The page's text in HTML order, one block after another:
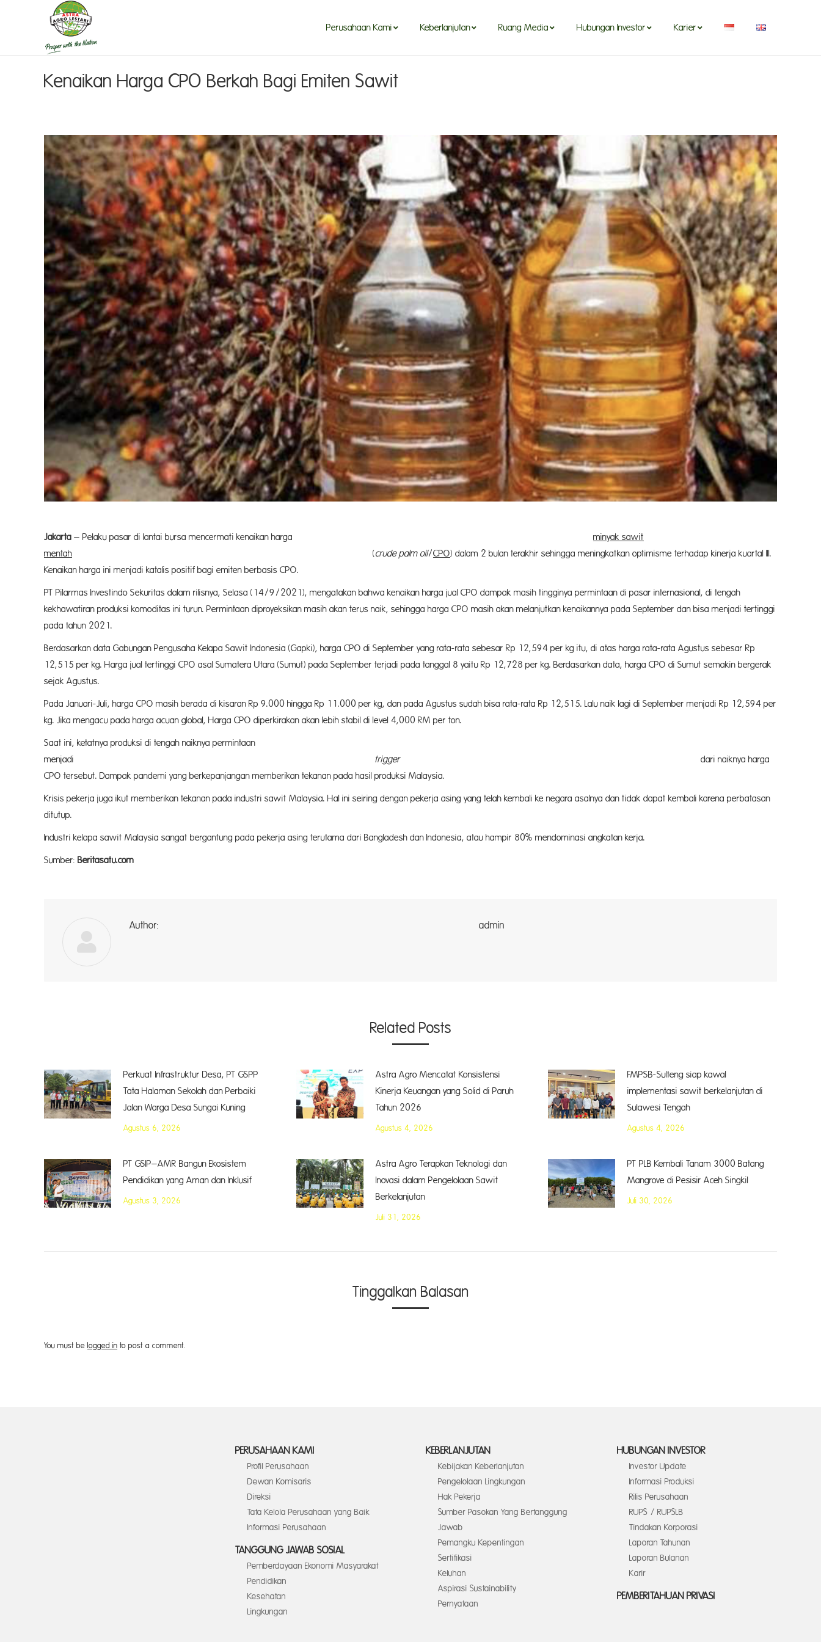
Perusahaan Kami Keberlanjutan Ruang Media Hubungan Investor Karier
Kenaikan Harga CPO Berkah Bagi Emiten Sawit
Jakarta – Pelaku pasar di lantai bursa mencermati kenaikan harga minyak sawit
mentah (crude palm oil/CPO) dalam 2 bulan terakhir sehingga meningkatkan optimisme terhadap kinerja kuartal III.
Kenaikan harga ini menjadi katalis positif bagi emiten berbasis CPO.
PT Pilarmas Investindo Sekuritas dalam rilisnya, Selasa (14/9/2021), mengatakan bahwa kenaikan harga jual CPO dampak masih tingginya permintaan di pasar internasional, di tengah
kekhawatiran produksi komoditas ini turun. Permintaan diproyeksikan masih akan terus naik, sehingga harga CPO masih akan melanjutkan kenaikannya pada September dan bisa menjadi tertinggi
pada tahun 2021.
Berdasarkan data Gabungan Pengusaha Kelapa Sawit Indonesia (Gapki), harga CPO di September yang rata-rata sebesar Rp 12,594 per kg itu, di atas harga rata-rata Agustus sebesar Rp
12,515 per kg. Harga jual tertinggi CPO asal Sumatera Utara (Sumut) pada September terjadi pada tanggal 8 yaitu Rp 12,728 per kg. Berdasarkan data, harga CPO di Sumut semakin bergerak
sejak Agustus.
Pada Januari-Juli, harga CPO masih berada di kisaran Rp 9.000 hingga Rp 11.000 per kg, dan pada Agustus sudah bisa rata-rata Rp 12,515. Lalu naik lagi di September menjadi Rp 12,594 per
kg. Jika mengacu pada harga acuan global, Harga CPO diperkirakan akan lebih stabil di level 4,000 RM per ton.
Saat ini, ketatnya produksi di tengah naiknya permintaan
menjadi triggerdari naiknya harga
CPO tersebut. Dampak pandemi yang berkepanjangan memberikan tekanan pada hasil produksi Malaysia.
Krisis pekerja juga ikut memberikan tekanan pada industri sawit Malaysia. Hal ini seiring dengan pekerja asing yang telah kembali ke negara asalnya dan tidak dapat kembali karena perbatasan
ditutup.
Industri kelapa sawit Malaysia sangat bergantung pada pekerja asing terutama dari Bangladesh dan Indonesia, atau hampir 80% mendominasi angkatan kerja.
Sumber: Beritasatu.com
Author: admin
Related Posts
Perkuat Infrastruktur Desa, PT GSPP
Tata Halaman Sekolah dan Perbaiki
Jalan Warga Desa Sungai Kuning
Agustus 6, 2026
Astra Agro Mencatat Konsistensi
Kinerja Keuangan yang Solid di Paruh
Tahun 2026
Agustus 4, 2026
FMPSB-Sulteng siap kawal
implementasi sawit berkelanjutan di
Sulawesi Tengah
Agustus 4, 2026
PT GSIP–AMR Bangun Ekosistem
Pendidikan yang Aman dan Inklusif
Agustus 3, 2026
Astra Agro Terapkan Teknologi dan
Inovasi dalam Pengelolaan Sawit
Berkelanjutan
Juli 31, 2026
PT PLB Kembali Tanam 3000 Batang
Mangrove di Pesisir Aceh Singkil
Juli 30, 2026
Tinggalkan Balasan
You must be logged in to post a comment.
PERUSAHAAN KAMI
Profil Perusahaan
Dewan Komisaris
Direksi
Tata Kelola Perusahaan yang Baik
Informasi Perusahaan
TANGGUNG JAWAB SOSIAL
Pemberdayaan Ekonomi Masyarakat
Pendidikan
Kesehatan
Lingkungan
KEBERLANJUTAN
Kebijakan Keberlanjutan
Pengelolaan Lingkungan
Hak Pekerja
Sumber Pasokan Yang Bertanggung
Jawab
Pemangku Kepentingan
Sertifikasi
Keluhan
Aspirasi Sustainability
Pernyataan
HUBUNGAN INVESTOR
Investor Update
Informasi Produksi
Rilis Perusahaan
RUPS / RUPSLB
Tindakan Korporasi
Laporan Tahunan
Laporan Bulanan
Karir
PEMBERITAHUAN PRIVASI